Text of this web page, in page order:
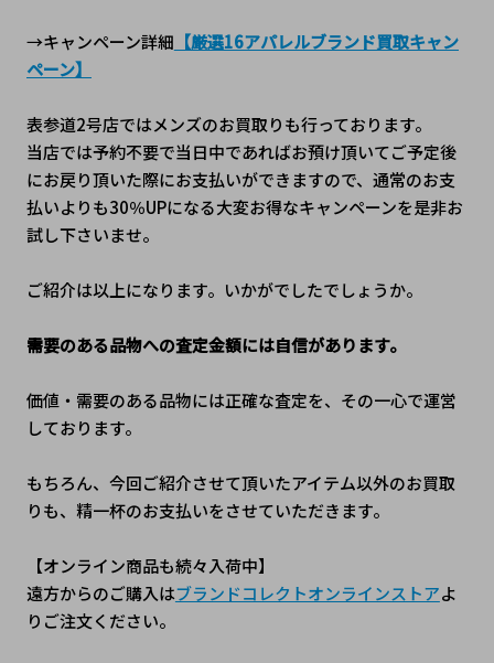
→キャンペーン詳細 【厳選16アパレルブランド買取キャン
ペーン】
表参道2号店ではメンズのお買取りも行っております。
当店では予約不要で当日中であればお預け頂いてご予定後
にお戻り頂いた際にお支払いができますので、通常のお支
払いよりも30％UPになる大変お得なキャンペーンを是非お
試し下さいませ。
ご紹介は以上になります。いかがでしたでしょうか。
需要のある品物への査定金額には自信があります。
価値・需要のある品物には正確な査定を、その一心で運営
しております。
もちろん、今回ご紹介させて頂いたアイテム以外のお買取
りも、精一杯のお支払いをさせていただきます。
【オンライン商品も続々入荷中】
遠方からのご購入はブランドコレクトオンラインストアよ
りご注文ください。